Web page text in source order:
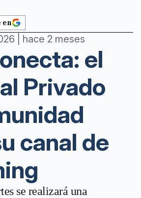
en
| hace 2 meses
el
Privado
canal de
se realizará una